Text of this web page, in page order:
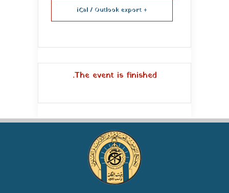
+ iCal / Outlook export
The event is finished.